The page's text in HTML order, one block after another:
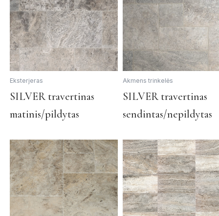
The
options
may
be
chosen
on
the
product
page
Eksterjeras
SILVER travertinas
matinis/pildytas
This
has
variants.
The
options
may
be
chosen
on
Akmens trinkelės
SILVER travertinas
sendintas/nepildytas